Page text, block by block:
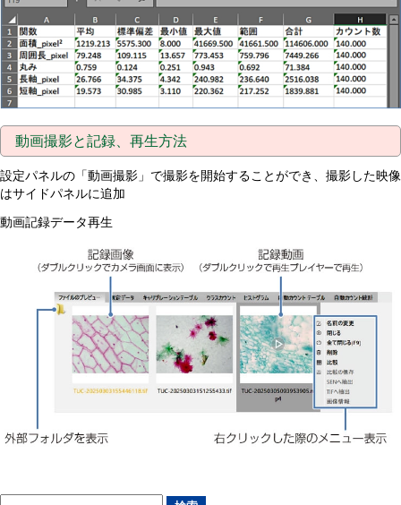
動画撮影と記録、再生方法
設定パネルの「動画撮影」で撮影を開始することができ、撮影した映像
はサイドパネルに追加
動画記録データ再生